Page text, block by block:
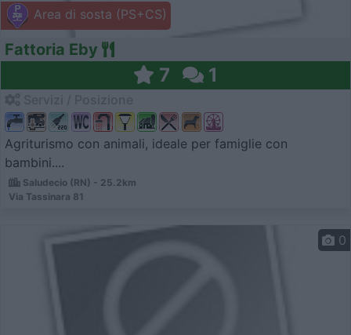
Area di sosta (PS+CS)
Fattoria Eby
7 1
Agriturismo con animali, ideale per famiglie con
bambini....
Saludecio (RN) - 25.2km
Via Tassinara 81
0